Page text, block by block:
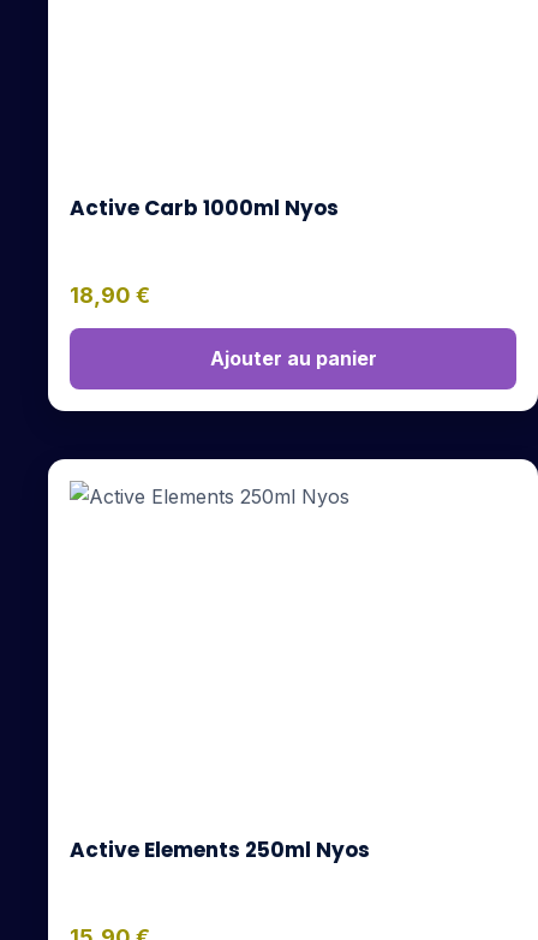
Active Carb 1000ml Nyos
18,90 €
Ajouter au panier
Active Elements 250ml Nyos